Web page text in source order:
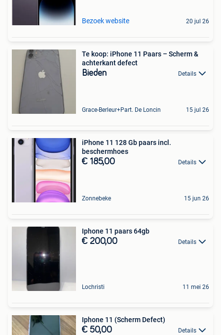
Bezoek website 20 jul 26
Te koop: iPhone 11 Paars – Scherm &
achterkant defect
Bieden Details
Grace-Berleur+Part. De Loncin 15 jul 26
iPhone 11 128 Gb paars incl.
beschermhoes
€ 185,00 Details
Zonnebeke 15 jun 26
Iphone 11 paars 64gb
€ 200,00 Details
Lochristi 11 mei 26
Iphone 11 (Scherm Defect)
€ 50,00 Details